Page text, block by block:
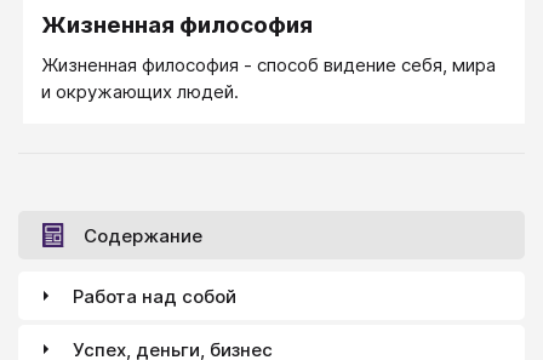
Жизненная философия
Жизненная философия - способ видение себя, мира
и окружающих людей.
Содержание
Работа над собой
Успех, деньги, бизнес